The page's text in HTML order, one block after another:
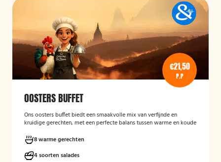
€21,50
P.P
OOSTERS BUFFET
Ons oosters buffet biedt een smaakvolle mix van verfijnde en
kruidige gerechten, met een perfecte balans tussen warme en koude
gevarieerd aanbod voor iedereen
Mogelijk te bestellen zonder borden en bestek!.
8 warme gerechten
4 soorten salades